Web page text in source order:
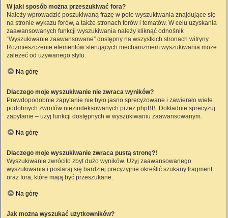
W jaki sposób można przeszukiwać fora?
Należy wprowadzić poszukiwaną frazę w pole wyszukiwania znajdujące się
na stronie wykazu forów, a także stronach forów i tematów. W celu uzyskania
zaawansowanych funkcji wyszukiwania należy kliknąć odnośnik
“Wyszukiwanie zaawansowane” dostępny na wszystkich stronach witryny.
Rozmieszczenie elementów sterujących mechanizmem wyszukiwania może
zależeć od używanego stylu.
Na górę
Dlaczego moje wyszukiwanie nie zwraca wyników?
Prawdopodobnie zapytanie nie było jasno sprecyzowane i zawierało wiele
podobnych zwrotów niezindeksowanych przez phpBB. Dokładnie sprecyzuj
zapytanie – użyj funkcji dostępnych w wyszukiwaniu zaawansowanym.
Na górę
Dlaczego moje wyszukiwanie zwraca pustą stronę?!
Wyszukiwanie zwróciło zbyt dużo wyników. Użyj zaawansowanego
wyszukiwania i postaraj się bardziej precyzyjnie określić szukany fragment
oraz fora, które mają być przeszukane.
Na górę
Jak można wyszukać użytkowników?